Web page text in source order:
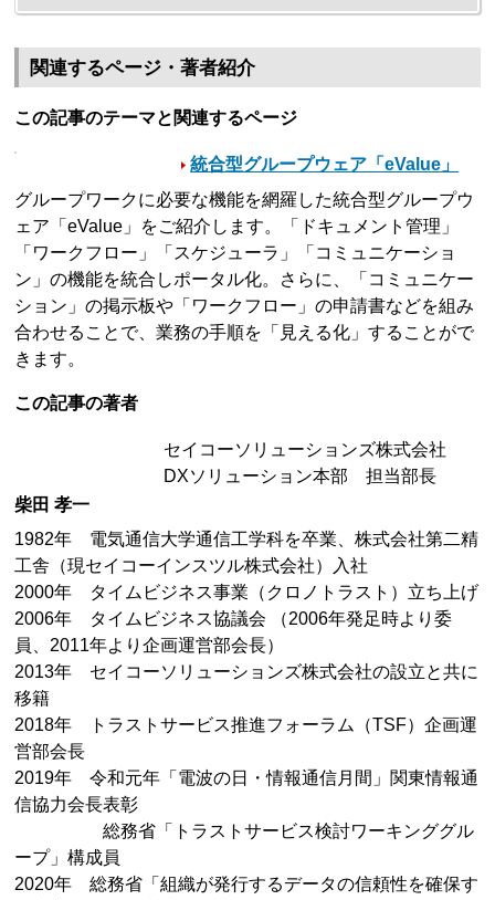
関連するページ・著者紹介
この記事のテーマと関連するページ
統合型グループウェア「eValue」
グループワークに必要な機能を網羅した統合型グループウ
ェア「eValue」をご紹介します。「ドキュメント管理」
「ワークフロー」「スケジューラ」「コミュニケーショ
ン」の機能を統合しポータル化。さらに、「コミュニケー
ション」の掲示板や「ワークフロー」の申請書などを組み
合わせることで、業務の手順を「見える化」することがで
きます。
この記事の著者
セイコーソリューションズ株式会社
DXソリューション本部 担当部長
柴田 孝一
1982年 電気通信大学通信工学科を卒業、株式会社第二精
工舎（現セイコーインスツル株式会社）入社
2000年 タイムビジネス事業（クロノトラスト）立ち上げ
2006年 タイムビジネス協議会 （2006年発足時より委
員、2011年より企画運営部会長）
2013年 セイコーソリューションズ株式会社の設立と共に
移籍
2018年 トラストサービス推進フォーラム（TSF）企画運
営部会長
2019年 令和元年「電波の日・情報通信月間」関東情報通
信協力会長表彰
総務省「トラストサービス検討ワーキンググル
ープ」構成員
2020年 総務省「組織が発行するデータの信頼性を確保す